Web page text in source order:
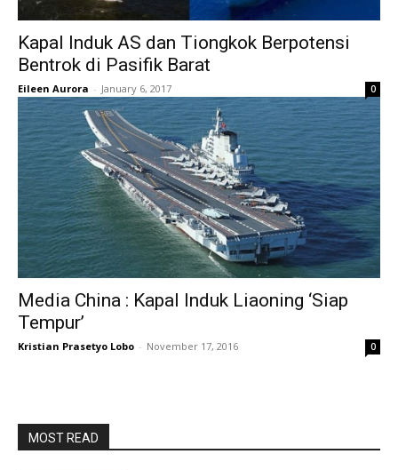
Kapal Induk AS dan Tiongkok Berpotensi
Bentrok di Pasifik Barat
Eileen Aurora - January 6, 2017 0
Media China : Kapal Induk Liaoning ‘Siap
Tempur’
Kristian Prasetyo Lobo - November 17, 2016 0
MOST READ